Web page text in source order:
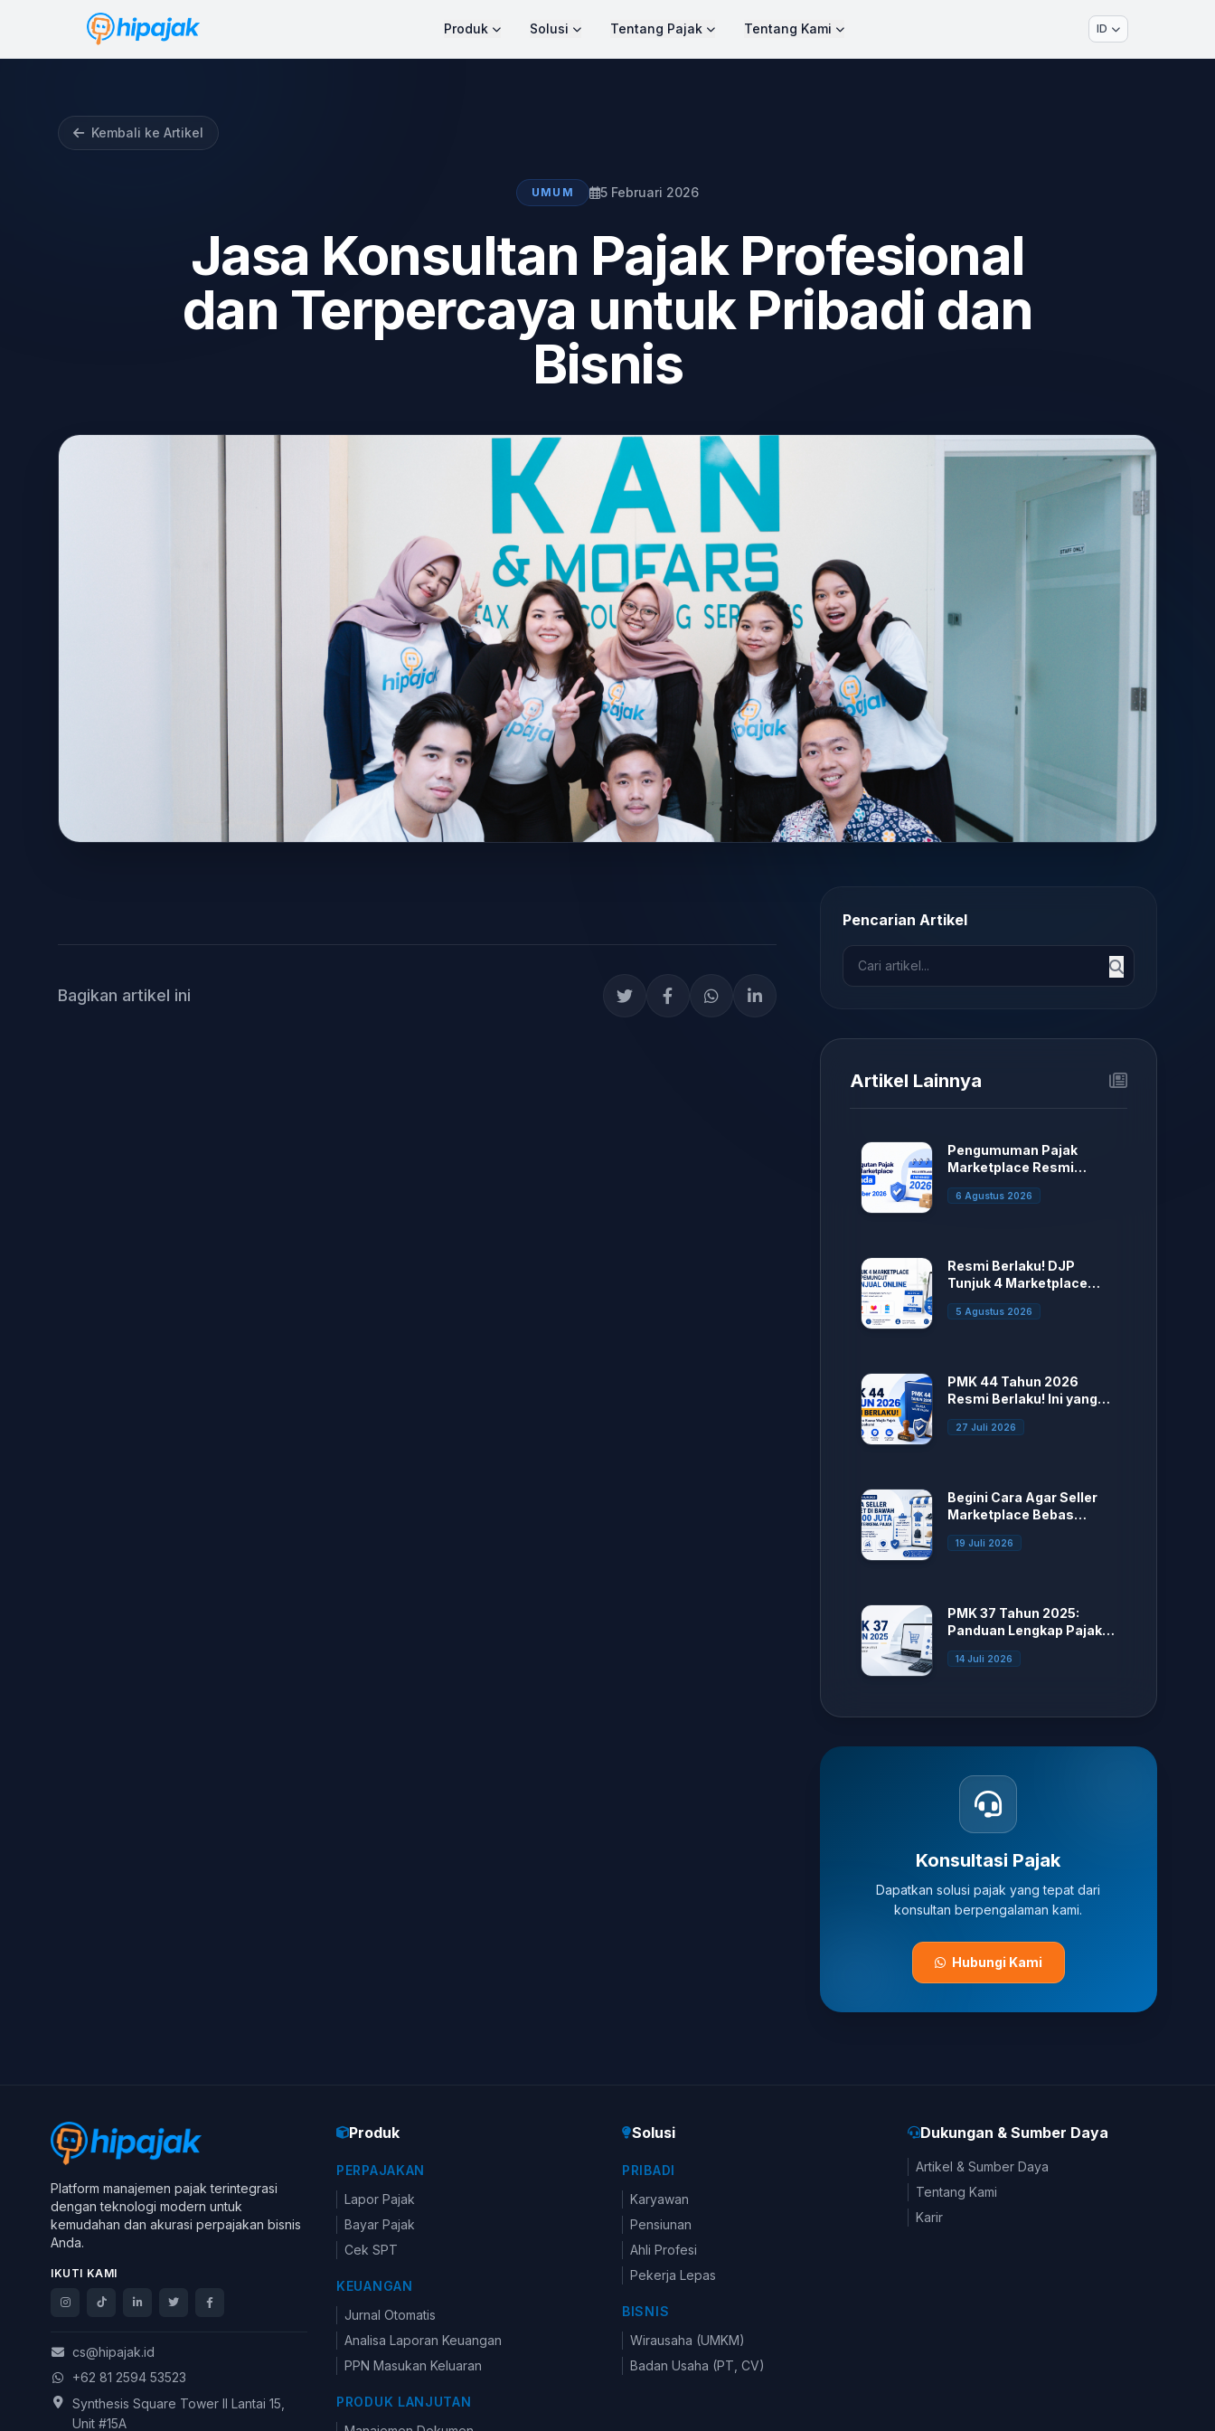
Produk Solusi Tentang Pajak Tentang Kami ID
Kembali ke Artikel
UMUM 5 Februari 2026
Jasa Konsultan Pajak Profesional
dan Terpercaya untuk Pribadi dan
Bisnis
Bagikan artikel ini
Pencarian Artikel
Artikel Lainnya
Pengumuman Pajak
Marketplace Resmi
Ditunda.
6 Agustus 2026
Resmi Berlaku! DJP
Tunjuk 4 Marketplace
sebagai Pemungut PPh
Penjual Online
5 Agustus 2026
PMK 44 Tahun 2026
Resmi Berlaku! Ini yang
Berubah
27 Juli 2026
Begini Cara Agar Seller
Marketplace Bebas
Potong Pajak
19 Juli 2026
PMK 37 Tahun 2025:
Panduan Lengkap Pajak
E-Commerce bagi Seller
Marketplace
14 Juli 2026
Konsultasi Pajak
Dapatkan solusi pajak yang tepat dari
konsultan berpengalaman kami.
Hubungi Kami
Platform manajemen pajak terintegrasi
dengan teknologi modern untuk
kemudahan dan akurasi perpajakan bisnis
Anda.
IKUTI KAMI
cs@hipajak.id
+62 81 2594 53523
Synthesis Square Tower II Lantai 15,
Unit #15A
Produk
PERPAJAKAN
Lapor Pajak
Bayar Pajak
Cek SPT
KEUANGAN
Jurnal Otomatis
Analisa Laporan Keuangan
PPN Masukan Keluaran
PRODUK LANJUTAN
Solusi
PRIBADI
Karyawan
Pensiunan
Ahli Profesi
Pekerja Lepas
BISNIS
Wirausaha (UMKM)
Badan Usaha (PT, CV)
Dukungan & Sumber Daya
Artikel & Sumber Daya
Tentang Kami
Karir